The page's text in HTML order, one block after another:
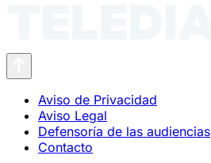
Aviso de Privacidad
Aviso Legal
Defensoría de las audiencias
Contacto